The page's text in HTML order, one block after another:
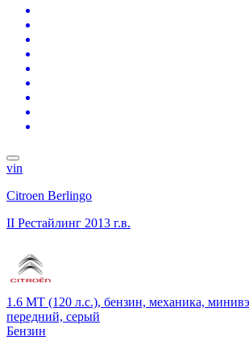
vin
Citroen Berlingo
II Рестайлинг 2013 г.в.
1.6 MT (120 л.с.), бензин, механика,
передний, серый
Бензин